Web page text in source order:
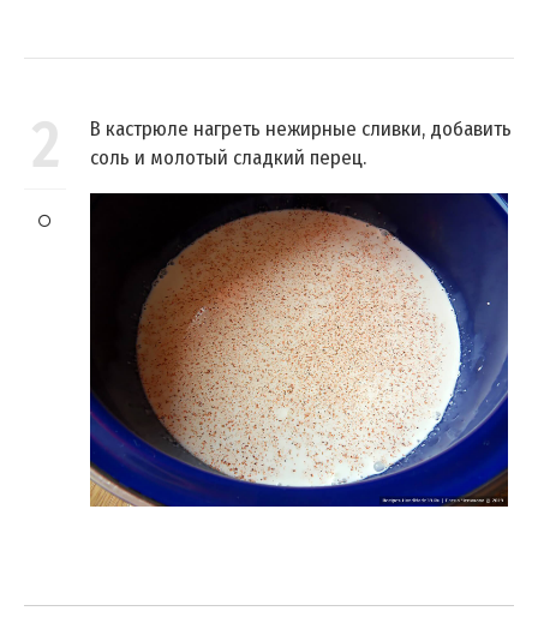
2
В кастрюле нагреть нежирные сливки, добавить
соль и молотый сладкий перец.